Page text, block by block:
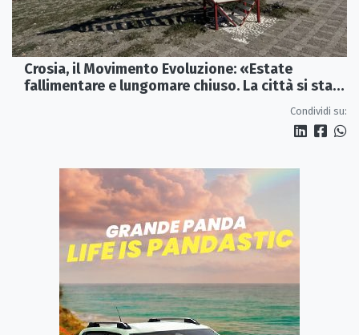
Crosia, il Movimento Evoluzione: «Estate
fallimentare e lungomare chiuso. La città si sta
Condividi su: